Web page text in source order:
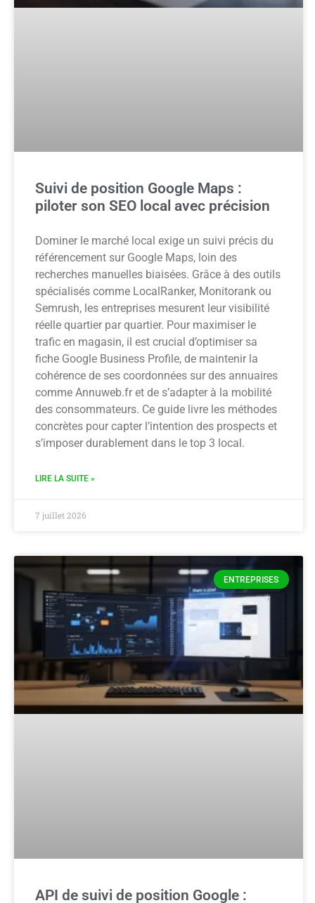
Suivi de position Google Maps :
piloter son SEO local avec précision
Dominer le marché local exige un suivi précis du
référencement sur Google Maps, loin des
recherches manuelles biaisées. Grâce à des outils
spécialisés comme LocalRanker, Monitorank ou
Semrush, les entreprises mesurent leur visibilité
réelle quartier par quartier. Pour maximiser le
trafic en magasin, il est crucial d’optimiser sa
fiche Google Business Profile, de maintenir la
cohérence de ses coordonnées sur des annuaires
comme Annuweb.fr et de s’adapter à la mobilité
des consommateurs. Ce guide livre les méthodes
concrètes pour capter l’intention des prospects et
s’imposer durablement dans le top 3 local.
LIRE LA SUITE »
7 juillet 2026
ENTREPRISES
API de suivi de position Google :